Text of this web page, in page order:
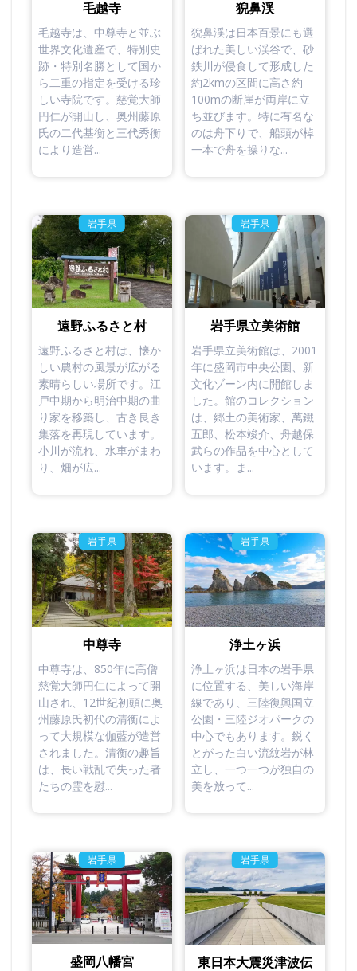
毛越寺
毛越寺は、中尊寺と並ぶ
世界文化遺産で、特別史
跡・特別名勝として国か
ら二重の指定を受ける珍
しい寺院です。慈覚大師
円仁が開山し、奥州藤原
氏の二代基衡と三代秀衡
により造営...
猊鼻渓
猊鼻渓は日本百景にも選
ばれた美しい渓谷で、砂
鉄川が侵食して形成した
約2kmの区間に高さ約
100mの断崖が両岸に立
ち並びます。特に有名な
のは舟下りで、船頭が棹
一本で舟を操りな...
岩手県
遠野ふるさと村
遠野ふるさと村は、懐か
しい農村の風景が広がる
素晴らしい場所です。江
戸中期から明治中期の曲
り家を移築し、古き良き
集落を再現しています。
小川が流れ、水車がまわ
り、畑が広...
岩手県
岩手県立美術館
岩手県立美術館は、2001
年に盛岡市中央公園、新
文化ゾーン内に開館しま
した。館のコレクション
は、郷土の美術家、萬鐵
五郎、松本竣介、舟越保
武らの作品を中心として
います。ま...
岩手県
中尊寺
中尊寺は、850年に高僧
慈覚大師円仁によって開
山され、12世紀初頭に奥
州藤原氏初代の清衡によ
って大規模な伽藍が造営
されました。清衡の趣旨
は、長い戦乱で失った者
たちの霊を慰...
岩手県
浄土ヶ浜
浄土ヶ浜は日本の岩手県
に位置する、美しい海岸
線であり、三陸復興国立
公園・三陸ジオパークの
中心でもあります。鋭く
とがった白い流紋岩が林
立し、一つ一つが独自の
美を放って...
岩手県
盛岡八幡宮
岩手県
東日本大震災津波伝